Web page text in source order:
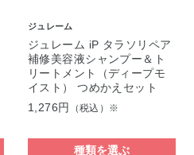
ジュレーム
ジュレーム iP タラソリペア
補修美容液シャンプー＆ト
リートメント（ディープモ
イスト） つめかえセット
1,276円
（税込）※
種類を選ぶ